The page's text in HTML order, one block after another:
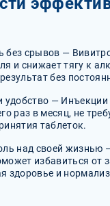
без срывов —
и снижает тягу к
без
удобство —
раз в месяц, не
таблеток.
над своей жизнью
избавиться от
здоровье и